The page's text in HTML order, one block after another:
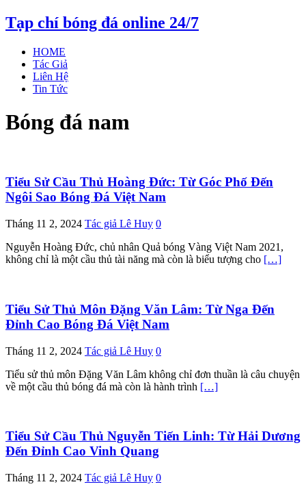
Tạp chí bóng đá online 24/7
HOME
Tác Giả
Liên Hệ
Tin Tức
Bóng đá nam
Tiểu Sử Cầu Thủ Hoàng Đức: Từ Góc Phố Đến
Ngôi Sao Bóng Đá Việt Nam
Tháng 11 2, 2024 Tác giả Lê Huy 0
Nguyễn Hoàng Đức, chủ nhân Quả bóng Vàng Việt Nam 2021,
không chỉ là một cầu thủ tài năng mà còn là biểu tượng cho […]
Tiểu Sử Thủ Môn Đặng Văn Lâm: Từ Nga Đến
Đỉnh Cao Bóng Đá Việt Nam
Tháng 11 2, 2024 Tác giả Lê Huy 0
Tiểu sử thủ môn Đặng Văn Lâm không chỉ đơn thuần là câu chuyện
về một cầu thủ bóng đá mà còn là hành trình […]
Tiểu Sử Cầu Thủ Nguyễn Tiến Linh: Từ Hải Dương
Đến Đỉnh Cao Vinh Quang
Tháng 11 2, 2024 Tác giả Lê Huy 0